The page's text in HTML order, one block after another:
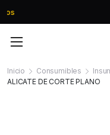
Envio
Inicio Consumibles
ALICATE DE CORTE PLANO